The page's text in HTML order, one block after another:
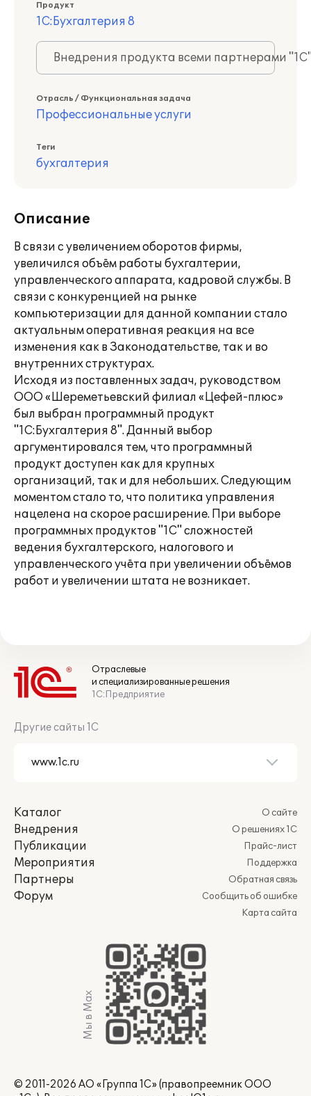
Продукт
1С:Бухгалтерия 8
Внедрения продукта всеми партнерами
Отрасль / Функциональная задача
Профессиональные услуги
Теги
бухгалтерия
Описание
В связи с увеличением оборотов фирмы,
увеличился объём работы бухгалтерии,
управленческого аппарата, кадровой службы. В
связи с конкуренцией на рынке
компьютеризации для данной компании стало
актуальным оперативная реакция на все
изменения как в Законодательстве, так и во
внутренних структурах.
Исходя из поставленных задач, руководством
ООО «Шереметьевский филиал «Цефей-плюс»
был выбран программный продукт
"1С:Бухгалтерия 8". Данный выбор
аргументировался тем, что программный
продукт доступен как для крупных
организаций, так и для небольших. Следующим
моментом стало то, что политика управления
нацелена на скорое расширение. При выборе
программных продуктов "1С" сложностей
ведения бухгалтерского, налогового и
управленческого учёта при увеличении объёмов
работ и увеличении штата не возникает.
Отраслевые
и специализированные решения
1С:Предприятие
Другие сайты 1С
Каталог
Внедрения
Публикации
Мероприятия
Партнеры
Форум
О сайте
О решениях 1С
Прайс-лист
Поддержка
Обратная связь
Сообщить об ошибке
Карта сайта
Мы в Max
© 2011-2026 АО «Группа 1С» (правопреемник ООО